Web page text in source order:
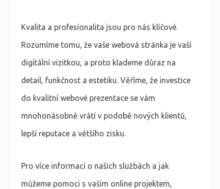
Kvalita a profesionalita jsou pro nás klíčové.
Rozumíme tomu, že vaše webová stránka je vaší
digitální vizitkou, a proto klademe důraz na
detail, funkčnost a estetiku. Věříme, že investice
do kvalitní webové prezentace se vám
mnohonásobně vrátí v podobě nových klientů,
lepší reputace a většího zisku.
Pro více informací o našich službách a jak
můžeme pomoci s vaším online projektem,